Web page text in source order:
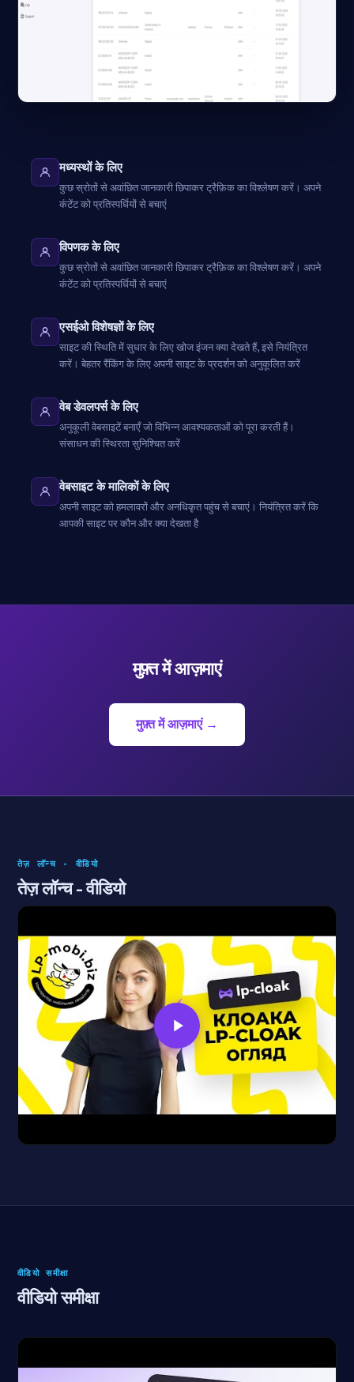
मध्यस्थों के लिए
कुछ स्रोतों से अवांछित जानकारी छिपाकर ट्रैफ़िक का विश्लेषण करें। अपने
कंटेंट को प्रतिस्पर्धियों से बचाएं
विपणक के लिए
कुछ स्रोतों से अवांछित जानकारी छिपाकर ट्रैफ़िक का विश्लेषण करें। अपने
कंटेंट को प्रतिस्पर्धियों से बचाएं
एसईओ विशेषज्ञों के लिए
साइट की स्थिति में सुधार के लिए खोज इंजन क्या देखते हैं, इसे नियंत्रित
करें। बेहतर रैंकिंग के लिए अपनी साइट के प्रदर्शन को अनुकूलित करें
वेब डेवलपर्स के लिए
अनुकूली वेबसाइटें बनाएँ जो विभिन्न आवश्यकताओं को पूरा करती हैं।
संसाधन की स्थिरता सुनिश्चित करें
वेबसाइट के मालिकों के लिए
अपनी साइट को हमलावरों और अनधिकृत पहुंच से बचाएं। नियंत्रित करें कि
आपकी साइट पर कौन और क्या देखता है
मुफ़्त में आज़माएं
मुफ़्त में आज़माएं →
तेज़ लॉन्च - वीडियो
तेज़ लॉन्च - वीडियो
वीडियो समीक्षा
वीडियो समीक्षा